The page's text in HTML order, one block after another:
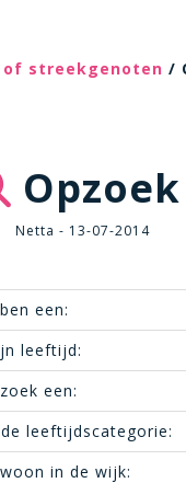
of streekgenoten /
Netta - 13-07-2014
een:
leeftijd:
een:
leeftijdscategorie:
in de wijk: